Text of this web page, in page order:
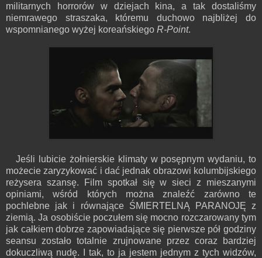
militarnych horrorów w dziejach kina, a tak dostaliśmy
niemrawego straszaka, któremu duchowo najbliżej do
wspomnianego wyżej koreańskiego R-Point.
Jeśli lubicie żołnierskie klimaty w posępnym wydaniu, to
możecie zaryzykować i dać jednak obrazowi kolumbijskiego
reżysera szansę. Film spotkał się w sieci z mieszanymi
opiniami, wśród których można znaleźć zarówno te
pochlebne jak i równające ŚMIERTELNĄ PARANOJĘ z
ziemią. Ja osobiście poczułem się mocno rozczarowany tym
jak całkiem dobrze zapowiadające się pierwsze pół godziny
seansu zostało totalnie zrujnowane przez coraz bardziej
dokuczliwą nudę. I tak, to ja jestem jednym z tych widzów,